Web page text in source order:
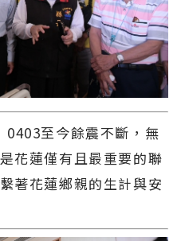
至今餘震不斷，無
花蓮僅有且最重要的聯
著花蓮鄉親的生計與安